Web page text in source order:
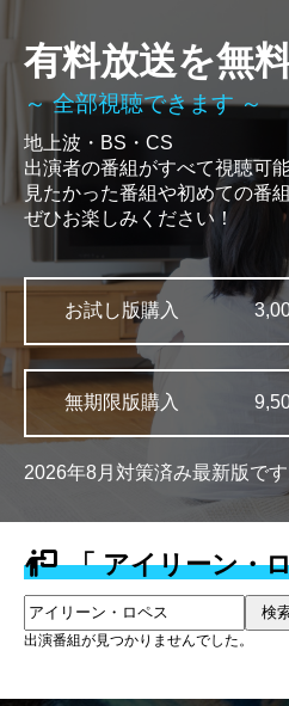
有料放送を無
～ 全部視聴できます ～
地上波・BS・CS
出演者の番組がすべて視聴可
見たかった番組や初めての番組
ぜひお楽しみください！
お試し版購入
無期限版購入
2026年8月対策済み最新版です
「 アイリーン・
検
出演番組が見つかりませんでした。